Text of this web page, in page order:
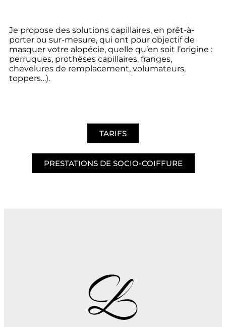
Je propose des solutions capillaires, en prêt-à-
porter ou sur-mesure, qui ont pour objectif de
masquer votre alopécie, quelle qu’en soit l’origine :
perruques, prothèses capillaires, franges,
chevelures de remplacement, volumateurs,
toppers…).
TARIFS
PRESTATIONS DE SOCIO-COIFFURE